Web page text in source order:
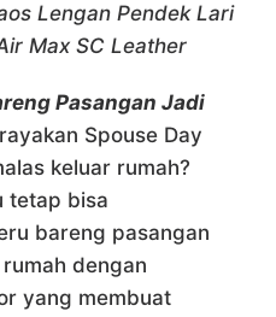
Lengan Pendek Lari
Max SC Leather
Pasangan Jadi
Spouse Day
keluar rumah?
tetap bisa
bareng pasangan
dengan
yang membuat